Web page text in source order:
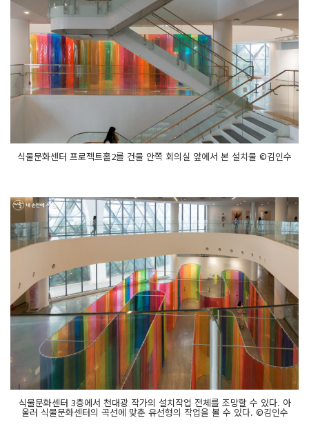
식물문화센터 프로젝트홀2를 건물 안쪽 회의실 앞에서 본 설치물 ©김인수
식물문화센터 3층에서 천대광 작가의 설치작업 전체를 조망할 수 있다. 아
울러 식물문화센터의 곡선에 맞춘 유선형의 작업을 볼 수 있다. ©김인수